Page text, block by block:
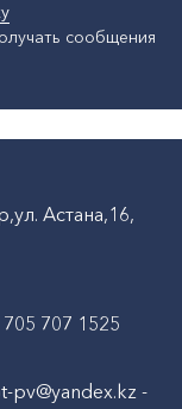
сообщения
Астана,16,
707 1525
pv@yandex.kz -